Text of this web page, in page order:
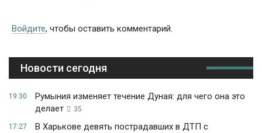
Войдите, чтобы оставить комментарий.
Новости сегодня
19:30
Румыния изменяет течение Дуная: для чего она это
делает
35
17:27
В Харькове девять пострадавших в ДТП с